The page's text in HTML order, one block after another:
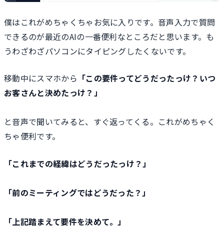
僕はこれがめちゃくちゃお気に入りです。音声入力で質問
できるのが最近のAIの一番便利なところだと思います。も
うわざわざパソコンにタイピングしたくないです。
移動中にスマホから 「この要件ってどうだったっけ？いつ
お客さんと決めたっけ？」
と音声で聞いてみると、すぐ返ってくる。これがめちゃく
ちゃ便利です。
「これまでの経緯はどうだったっけ？」
「前のミーティングではどうだった？」
「上記踏まえて要件を決めて。」